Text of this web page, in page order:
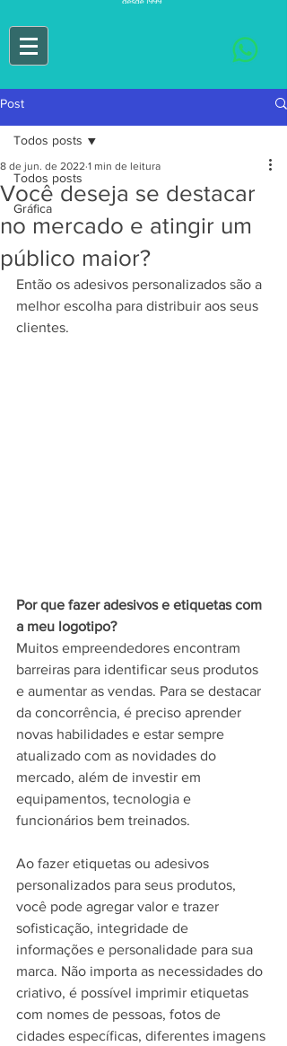
Post
Todos posts
Gráfica
Todos posts
Você deseja se destacar
no mercado e atingir um
público maior?
8 de jun. de 2022 1 min de leitura
Então os adesivos personalizados são a
melhor escolha para distribuir aos seus
clientes.
Por que fazer adesivos e etiquetas com
a meu logotipo?
Muitos empreendedores encontram
barreiras para identificar seus produtos
e aumentar as vendas. Para se destacar
da concorrência, é preciso aprender
novas habilidades e estar sempre
atualizado com as novidades do
mercado, além de investir em
equipamentos, tecnologia e
funcionários bem treinados.
Ao fazer etiquetas ou adesivos
personalizados para seus produtos,
você pode agregar valor e trazer
sofisticação, integridade de
informações e personalidade para sua
marca. Não importa as necessidades do
criativo, é possível imprimir etiquetas
com nomes de pessoas, fotos de
cidades específicas, diferentes imagens